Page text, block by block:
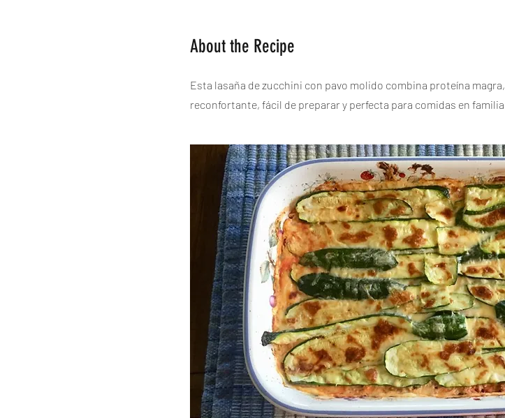
About the Recipe
Esta lasaña de zucchini con pavo molido combina proteína
reconfortante, fácil de preparar y perfecta para comidas en